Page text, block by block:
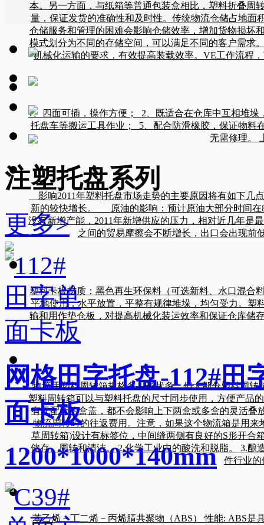
本。另一方面，与纸箱等普通包装盒相比，塑料折叠周
量，保证发货的准确性和及时性。传统物流仓储占地面
仓储服务和管理的困难会影响仓储效率，增加货物损坏
模式划分为不同的存储空间，可以满足不同的客户需求
机械化运输的要求，有效提高装载效率。VE工作流程
1、四面可插，操作方便； 2、既适合在仓库中互相堆
托盘车等搬运工具作业； 5、配合防滑橡胶，保证物料
无需修理。
影响2011年塑料托盘市场走势的主要原因将有如下几
新的较快增长。 原油的影响：预计原油大部分时间
没有新增产能，2011年新增供应的压力，相对近几年
之间的贸易摩擦会不断增长，出口会出现前
塑料卡板材质：黑色再生环保料（可选新料、水口混合
平地使用；水平放置，平整有规律堆垛，均匀受力。
输和用作垫仓板，对提高机械化装运效率和保证仓库储
物流用塑料周转箱规格多，形状多。但大部分塑料周转
塑料周转箱可以与塑料托盘的尺寸同步使用，方便产品
有无配套的盒盖，都不会影响上下两盒或多盒的灵活
物流周转时的往返费用。注意，如果这个物流箱是用
草周转箱)设计有标签位，中间缝两侧有良好的S形开合
储存、周转和清洁。 2.化学工业中的酸洗和脱脂。 3.
件行业的
苯乙烯－丁二烯－丙烯腈共聚物（ABS） 性能: ABS
注塑托盘系列
更多>
网格田字托盘-112#田
面卡板
1200*1000*140mm